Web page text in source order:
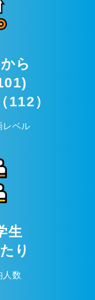
ら
112）
レベル
生
り
人数